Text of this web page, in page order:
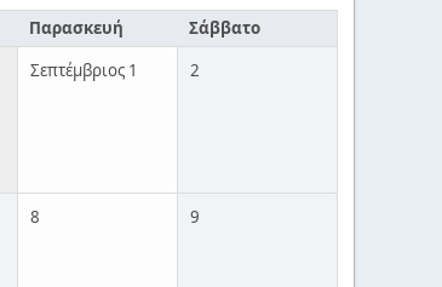
Παρασκευή Σάββατο
Σεπτέμβριος 1 2
8 9